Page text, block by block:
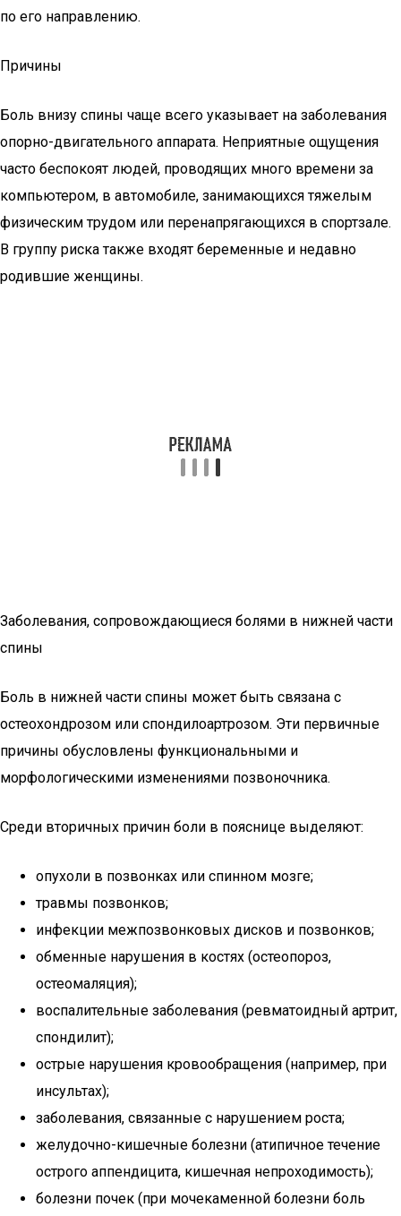
по его направлению.
Причины
Боль внизу спины чаще всего указывает на заболевания
опорно-двигательного аппарата. Неприятные ощущения
часто беспокоят людей, проводящих много времени за
компьютером, в автомобиле, занимающихся тяжелым
физическим трудом или перенапрягающихся в спортзале.
В группу риска также входят беременные и недавно
родившие женщины.
Заболевания, сопровождающиеся болями в нижней части
спины
Боль в нижней части спины может быть связана с
остеохондрозом или спондилоартрозом. Эти первичные
причины обусловлены функциональными и
морфологическими изменениями позвоночника.
Среди вторичных причин боли в пояснице выделяют:
опухоли в позвонках или спинном мозге;
травмы позвонков;
инфекции межпозвонковых дисков и позвонков;
обменные нарушения в костях (остеопороз,
остеомаляция);
воспалительные заболевания (ревматоидный артрит,
спондилит);
острые нарушения кровообращения (например, при
инсультах);
заболевания, связанные с нарушением роста;
желудочно-кишечные болезни (атипичное течение
острого аппендицита, кишечная непроходимость);
болезни почек (при мочекаменной болезни боль